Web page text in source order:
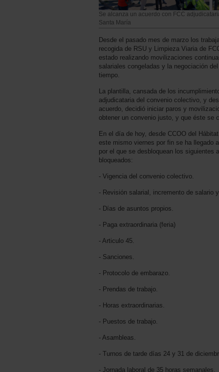
Se alcanza un acuerdo con FCC
Santa María
Desde el pasado mes de marzo los
recogida de RSU y Limpieza Viaria de
estado realizando movilizaciones
salariales congeladas y la negociación
tiempo.
La plantilla, cansada de los
adjudicataria del convenio colectivo, y
acuerdo, decidió iniciar paros y
obtener un convenio justo, y que éste se
En el día de hoy, desde CCOO del
este mismo viernes por fin se ha llegado
por el que se desbloquean los siguientes
bloqueados:
- Vigencia del convenio colectivo.
- Revisión salarial, incremento de salario
- Días de asuntos propios.
- Paga extraordinaria (feria)
- Articulo 45.
- Sanciones.
- Protocolo de embarazo.
- Prendas de trabajo.
- Horas extraordinarias.
- Puestos de trabajo.
- Asambleas.
- Turnos de tarde días 24 y 31 de
- Jornada laboral de 35 horas semanales.